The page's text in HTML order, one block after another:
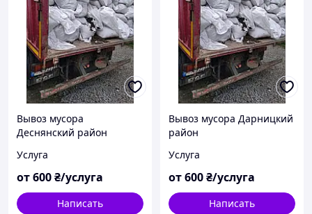
Вывоз мусора
Деснянский район
Услуга
от600₴/услуга
Написать
Вывоз мусора Дарницкий
район
Услуга
от600₴/услуга
Написать